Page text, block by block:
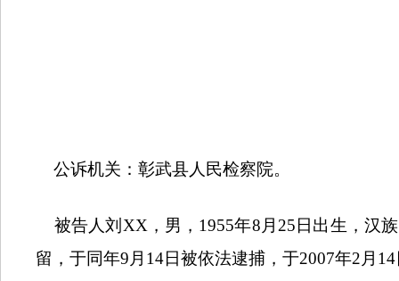
公诉机关：彰武县人民检察院。
被告人刘 XX ，男， 1955年8 月 25 日出生，汉
留，于同年9 月 14日被依法逮捕，于2007年2 月 14